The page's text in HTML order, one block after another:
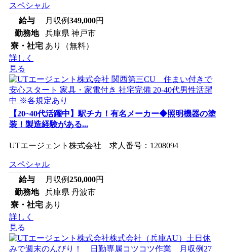
スペシャル
給与
月収例349,000円
勤務地
兵庫県 神戸市
寮・社宅 あり（無料）
詳しく
見る
【20~40代活躍中】駅チカ！有名メーカー◆照明機器の塗
装！製造経験がある...
UTエージェント株式会社 求人番号：1208094
スペシャル
給与
月収例250,000円
勤務地
兵庫県 丹波市
寮・社宅 あり
詳しく
見る